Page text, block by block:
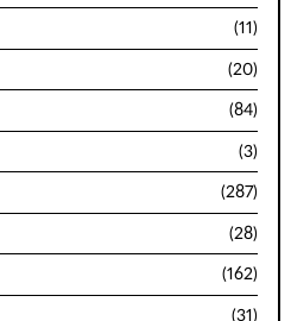
(11)
(20)
(84)
(3)
(287)
(28)
(162)
(31)